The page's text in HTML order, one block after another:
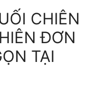
CHIÊN
ĐƠN
TẠI